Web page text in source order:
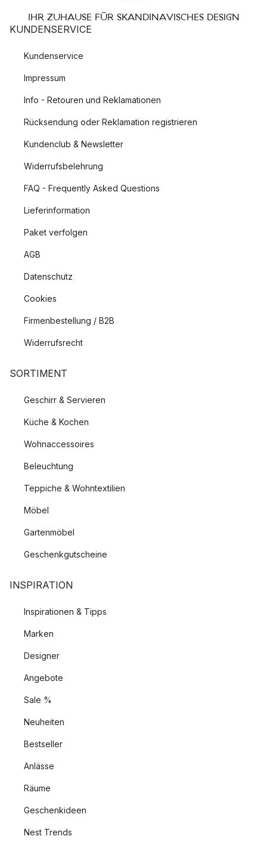
IHR ZUHAUSE FÜR SKANDINAVISCHES DESIGN
KUNDENSERVICE
Kundenservice
Impressum
Info - Retouren und Reklamationen
Rücksendung oder Reklamation registrieren
Kundenclub & Newsletter
Widerrufsbelehrung
FAQ - Frequently Asked Questions
Lieferinformation
Paket verfolgen
AGB
Datenschutz
Cookies
Firmenbestellung / B2B
Widerrufsrecht
SORTIMENT
Geschirr & Servieren
Küche & Kochen
Wohnaccessoires
Beleuchtung
Teppiche & Wohntextilien
Möbel
Gartenmöbel
Geschenkgutscheine
INSPIRATION
Inspirationen & Tipps
Marken
Designer
Angebote
Sale %
Neuheiten
Bestseller
Anlässe
Räume
Geschenkideen
Nest Trends